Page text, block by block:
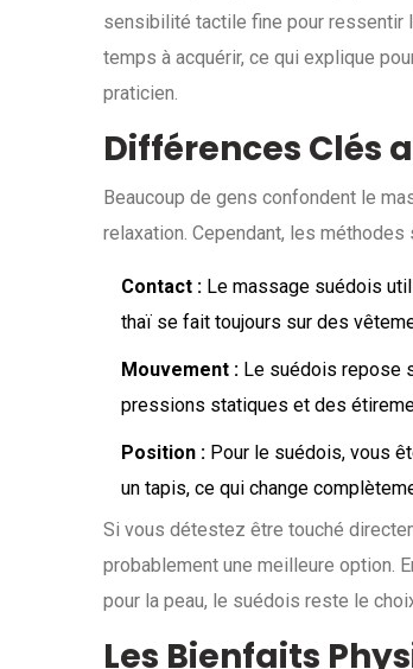
sensibilité tactile fine pour ressentir
temps à acquérir, ce qui explique
praticien.
Différences Clés
Beaucoup de gens confondent le
relaxation. Cependant, les
Contact : Le massage suédois
thaï se fait toujours sur des
Mouvement : Le suédois repose
pressions statiques et des
Position : Pour le suédois, vous
un tapis, ce qui change
Si vous détestez être touché
probablement une meilleure option.
pour la peau, le suédois reste le
Les Bienfaits